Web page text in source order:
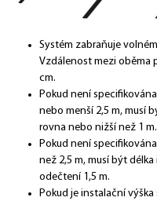
Systém zabraňuje
Vzdálenost mezi oběma
cm.
Pokud není
nebo menší 2,5 m, musí
rovna nebo nižší než 1 m.
Pokud není
než 2,5 m, musí být
odečtení 1,5 m.
Pokud je instalační